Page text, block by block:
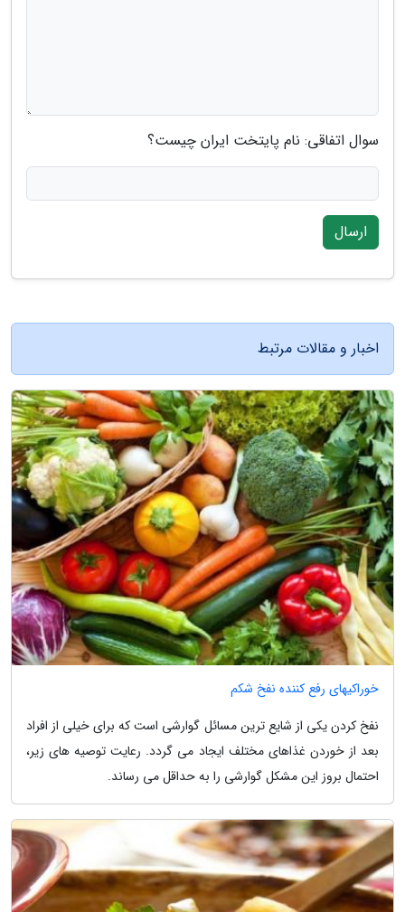
سوال اتفاقی: نام پایتخت ایران چیست؟
ارسال
اخبار و مقالات مرتبط
خوراکیهای رفع کننده نفخ شکم
نفخ کردن یکی از شایع ترین مسائل گوارشی است که برای خیلی از افراد
بعد از خوردن غذاهای مختلف ایجاد می گردد. رعایت توصیه های زیر،
احتمال بروز این مشکل گوارشی را به حداقل می رساند.